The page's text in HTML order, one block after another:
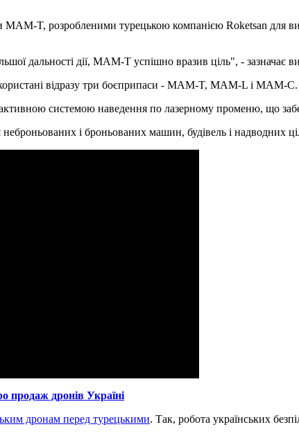
MAM-T, розробленими турецькою компанією Roketsan для
дальності дії, MAM-T успішно вразив ціль", - зазначає
відразу три боєприпаси - MAM-T, MAM-L і MAM-
системою наведення по лазерному променю, що
і броньованих машин, будівель і надводних
продаж дронів Україні
дронам перед турецькими. Так, робота українських